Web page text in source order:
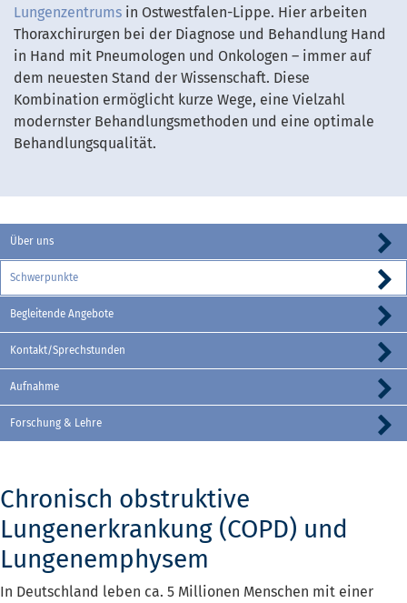
Lungenzentrums in Ostwestfalen-Lippe. Hier arbeiten
Thoraxchirurgen bei der Diagnose und Behandlung Hand
in Hand mit Pneumologen und Onkologen – immer auf
dem neuesten Stand der Wissenschaft. Diese
Kombination ermöglicht kurze Wege, eine Vielzahl
modernster Behandlungsmethoden und eine optimale
Behandlungsqualität.
Über uns
Schwerpunkte
Begleitende Angebote
Kontakt/Sprechstunden
Aufnahme
Forschung & Lehre
Chronisch obstruktive
Lungenerkrankung (COPD) und
Lungenemphysem
In Deutschland leben ca. 5 Millionen Menschen mit einer